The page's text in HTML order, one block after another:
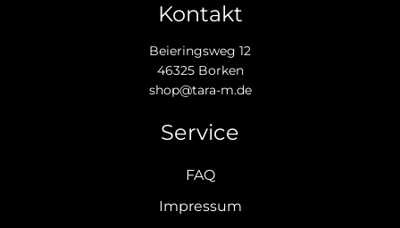
Kontakt
Beieringsweg 12
46325 Borken
shop@tara-m.de
Service
FAQ
Impressum